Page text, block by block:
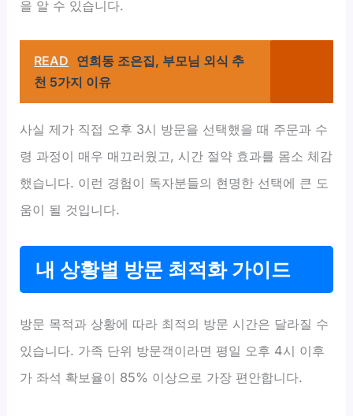
을 알 수 있습니다.
READ 연희동 조은집, 부모님 외식 추
천 5가지 이유
사실 제가 직접 오후 3시 방문을 선택했을 때 주문과 수
령 과정이 매우 매끄러웠고, 시간 절약 효과를 몸소 체감
했습니다. 이런 경험이 독자분들의 현명한 선택에 큰 도
움이 될 것입니다.
내 상황별 방문 최적화 가이드
방문 목적과 상황에 따라 최적의 방문 시간은 달라질 수
있습니다. 가족 단위 방문객이라면 평일 오후 4시 이후
가 좌석 확보율이 85% 이상으로 가장 편안합니다.